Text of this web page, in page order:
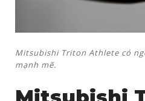
Mitsubishi Triton Athlete có
mạnh mẽ.